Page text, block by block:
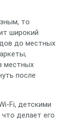
то
широкий
до местных
местных
после
детскими
делает его